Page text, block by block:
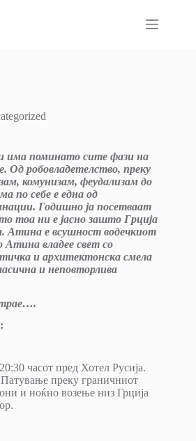
има поминато сите фази на
Од робовладетелство, преку
комунизам, феудализам до
по себе е една од
Годишно ја посетваат
тоа ни е јасно зашто Грција
Атина е всушност водечкиот
Атина владее свет со
и архитектонска смела
и неповторлива
трае….
часот пред Хотел Русија.
преку граничниот
и ноќно возење низ Грција